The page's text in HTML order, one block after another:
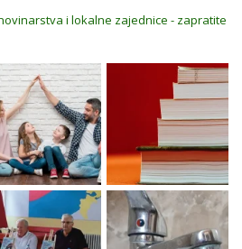
i lokalne zajednice - zapratite